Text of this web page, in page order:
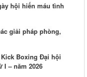
hội hiến máu tình
giải pháp phòng,
Boxing Đại hội
I – năm 2026